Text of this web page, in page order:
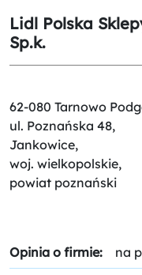
Lidl Polska
Sp.k.
62-080 Tarnowo
ul. Poznańska 48,
Jankowice,
woj. wielkopolskie,
powiat poznański
Opinia o firmie: na